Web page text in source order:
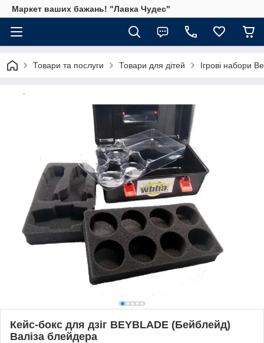
Маркет ваших бажань! "Лавка Чудес"
Товари та послуги Товари для дітей Ігрові набори
Кейс-бокс для дзіг BEYBLADE (Бейблейд)
Валіза блейдера